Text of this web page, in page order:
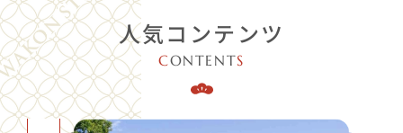
・神楽家：〜38名 / 23,100円〜（税込）
・星ヶ丘アートグレイスクラブ ：〜120名 / 18,700円〜（税込）
など
※その他、ご予算に合わせて最適な会場をご紹介します。
人気コンテンツ
CONTENTS